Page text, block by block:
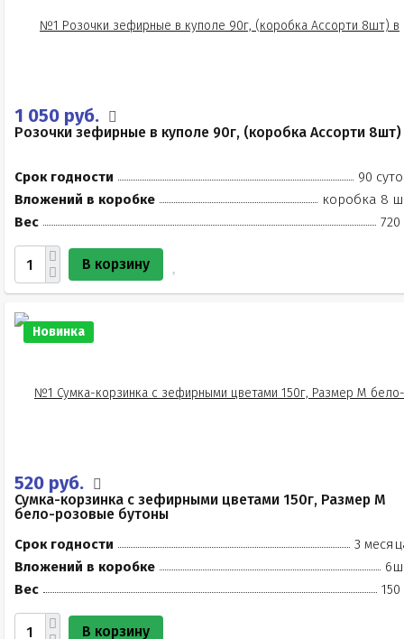
1 050 руб.
Розочки зефирные в куполе 90г, (коробка Ассорти 8шт)
Срок годности
90
Вложений в коробке
коробка 8
Вес
720
В корзину
Новинка
520 руб.
Сумка-корзинка с зефирными цветами 150г, Размер М
бело-розовые бутоны
Срок годности
3
Вложений в коробке
Вес
150
В корзину